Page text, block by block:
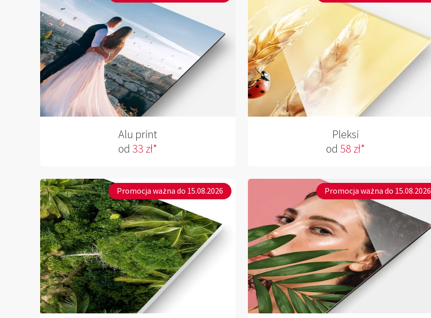
Alu print
od 33 zł*
Pleksi
od 58 zł*
Promocja ważna do 15.08.2026 Promocja ważna do 15.08.2026